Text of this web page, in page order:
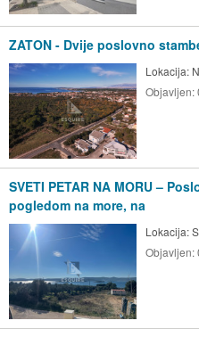
ZATON - Dvije poslovno
Lokacija:
Objavljen:
SVETI PETAR NA MORU –
pogledom na more, na
Lokacija:
Objavljen: